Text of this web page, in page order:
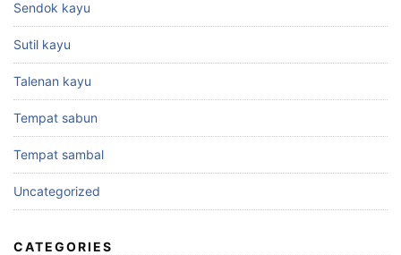
Sendok kayu
Sutil kayu
Talenan kayu
Tempat sabun
Tempat sambal
Uncategorized
CATEGORIES